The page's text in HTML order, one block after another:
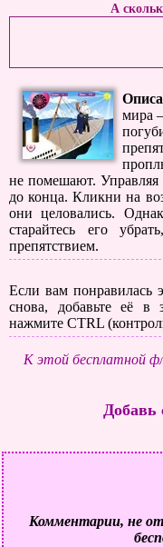
А
мира
не помешают.
до конца. Кликни на
они целовались.
старайтесь его
препятствием.
Если вам понравилась
снова, добавьте её в
нажмите CTRL
К этой бесплатной
Добавь
Комментарии, не